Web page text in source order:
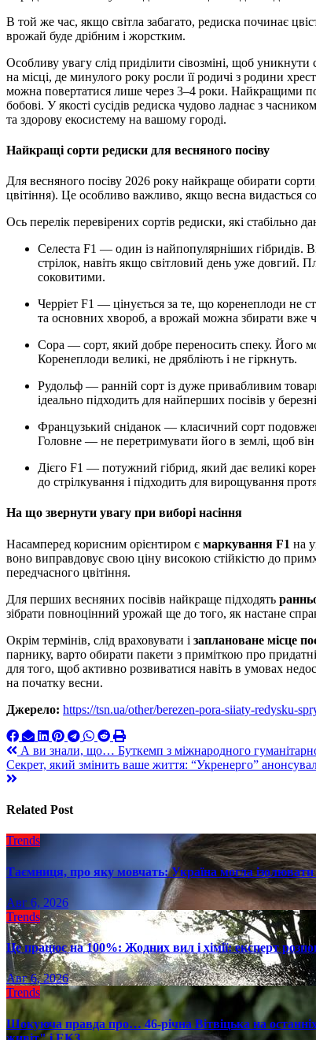
В той же час, якщо світла забагато, редиска починає
врожай буде дрібним і жорстким.
Особливу увагу слід приділити сівозміні, щоб
на місці, де минулого року росли її родичі з родини
можна повертатися лише через 3–4 роки. Найкращими
бобові. У якості сусідів редиска чудово ладнає з
та здорову екосистему на вашому городі.
Найкращі сорти редиски для весняного посіву
Для весняного посіву 2026 року найкраще обирати
цвітіння). Це особливо важливо, якщо весна видасться
Ось перелік перевірених сортів редиски, які стабільно
Селеста F1 — один із найпопулярніших гібридів. Він дуже невибагливий, росте за будь-яких умов і не випускає
стрілок, навіть якщо світловий день уже довгий.
соковитими.
Черріет F1 — цінується за те, що коренеплоди не стають порожніми всередині. Цей гібрид стійкий до стресів
та основних хвороб, а врожай можна збирати вже
Сора — сорт, який добре переносить спеку. Його можна сіяти протягом усієї весни аж до початку літа.
Коренеплоди великі, не дрябліють і не гіркнуть.
Рудольф — ранній сорт із дуже привабливим товарним виглядом. Він стійкий до недостатнього освітлення, тому
ідеально підходить для найперших посівів у
Французький сніданок — класичний сорт подовженої форми з білим кінчиком. Він має дуже ніжний смак.
Головне — не перетримувати його в землі, щоб він
Дієго F1 — потужний гібрид, який дає великі коренеплоди (до 4–5 см у діаметрі) без пустот. Він дуже стійкий
до стрілкування і підходить для вирощування
На що звернути увагу при виборі насіння
Насамперед корисним орієнтиром є маркування F1 на
воно виправдовує свою ціну високою стійкістю до
передчасного цвітіння.
Для перших весняних посівів найкраще підходять
зібрати повноцінний урожай ще до того, як настане
Окрім термінів, слід враховувати і заплановане місце
парнику, варто обирати пакети з приміткою про
для того, щоб активно розвиватися навіть в умовах
на початку весни.
Джерело: https://tsn.ua/other/berezen-pora-siiaty-redysku-
Навигация
по
А ви знали, що… Буткемп з міжнародного
Секрет, який змінить ваше життя: “Укренерго”
Related Post
Trends
Таємниця, про яку мовчать: Україна могла
Авг 6, 2026
Trends
Це працює на 100%: Жодних вил і хімії: експерт
Авг 6, 2026
Trends
Шокуюча правда про… 46-річна Вітвіцька на